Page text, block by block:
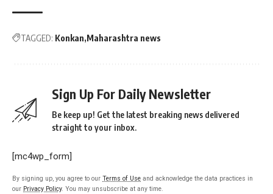
TAGGED: Konkan Maharashtra news
Sign Up For Daily Newsletter
Be keep up! Get the latest breaking news delivered
straight to your inbox.
[mc4wp_form]
By signing up, you agree to our Terms of Use and acknowledge the data practices in
our Privacy Policy. You may unsubscribe at any time.